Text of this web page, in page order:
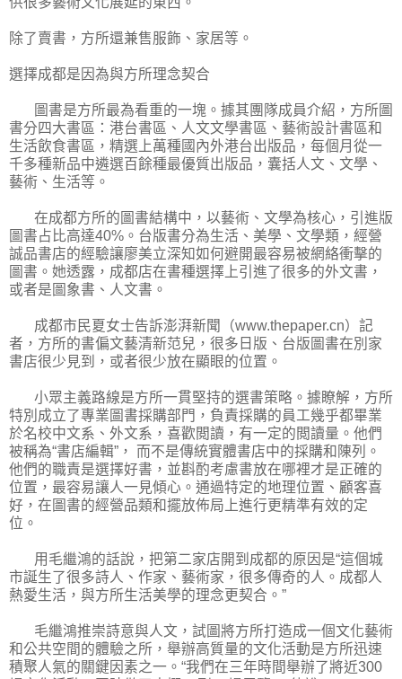
除了賣書，方所還兼售服飾、家居等。
選擇成都是因為與方所理念契合
圖書是方所最為看重的一塊。據其團隊成員介紹，方所圖
書分四大書區：港台書區、人文文學書區、藝術設計書區和
生活飲食書區，精選上萬種國內外港台出版品，每個月從一
千多種新品中遴選百餘種最優質出版品，囊括人文、文學、
藝術、生活等。
在成都方所的圖書結構中，以藝術、文學為核心，引進版
圖書占比高達40%。台版書分為生活、美學、文學類，經營
誠品書店的經驗讓廖美立深知如何避開最容易被網絡衝擊的
圖書。她透露，成都店在書種選擇上引進了很多的外文書，
或者是圖象書、人文書。
成都市民夏女士告訴澎湃新聞（www.thepaper.cn）記
者，方所的書偏文藝清新范兒，很多日版、台版圖書在別家
書店很少見到，或者很少放在顯眼的位置。
小眾主義路線是方所一貫堅持的選書策略。據瞭解，方所
特別成立了專業圖書採購部門，負責採購的員工幾乎都畢業
於名校中文系、外文系，喜歡閲讀，有一定的閲讀量。他們
被稱為“書店編輯”， 而不是傳統實體書店中的採購和陳列。
他們的職責是選擇好書，並斟酌考慮書放在哪裡才是正確的
位置，最容易讓人一見傾心。通過特定的地理位置、顧客喜
好，在圖書的經營品類和擺放佈局上進行更精準有效的定
位。
用毛繼鴻的話說，把第二家店開到成都的原因是“這個城
市誕生了很多詩人、作家、藝術家，很多傳奇的人。成都人
熱愛生活，與方所生活美學的理念更契合。”
毛繼鴻推崇詩意與人文，試圖將方所打造成一個文化藝術
和公共空間的體驗之所，舉辦高質量的文化活動是方所迅速
積聚人氣的關鍵因素之一。“我們在三年時間舉辦了將近300